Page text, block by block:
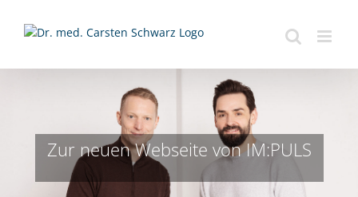
Inhalt
Zur neuen Webseite von IM:PULS